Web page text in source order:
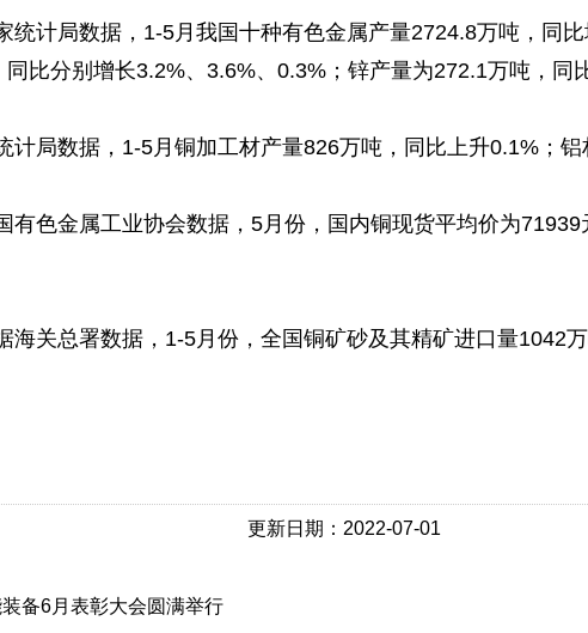
统计局数据，1-5月我国十种有色金属产量2724.8万吨，同
比分别增长3.2%、3.6%、0.3%；锌产量为272.1万吨，同
局数据，1-5月铜加工材产量826万吨，同比上升0.1%；铝
有色金属工业协会数据，5月份，国内铜现货平均价为
海关总署数据，1-5月份，全国铜矿砂及其精矿进口量1042
更新日期：2022-07-01
备6月表彰大会圆满举行